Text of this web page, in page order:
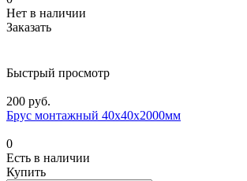
Нет в наличии
Заказать
Быстрый просмотр
200 руб.
Брус монтажный 40х40х2000мм
0
Есть в наличии
Купить